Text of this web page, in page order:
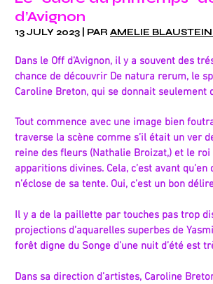
d’Avignon
13 JULY 2023 | PAR AMELIE
Dans le Off d’Avignon, il y a souvent des
chance de découvrir De natura rerum, le
Caroline Breton, qui se donnait
Tout commence avec une image bien
traverse la scène comme s’il était un ver
reine des fleurs (Nathalie Broizat,) et le
apparitions divines. Cela, c’est avant
n’éclose de sa tente. Oui, c’est un bon
Il y a de la paillette par touches pas trop
projections d’aquarelles superbes de
forêt digne du Songe d’une nuit d’été est
Dans sa direction d’artistes, Caroline